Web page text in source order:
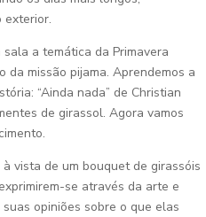
exterior.
a temática da Primavera
missão pijama. Aprendemos a
“Ainda nada” de Christian
de girassol. Agora vamos
vista de um bouquet de girassóis
se através da arte e
opiniões sobre o que elas